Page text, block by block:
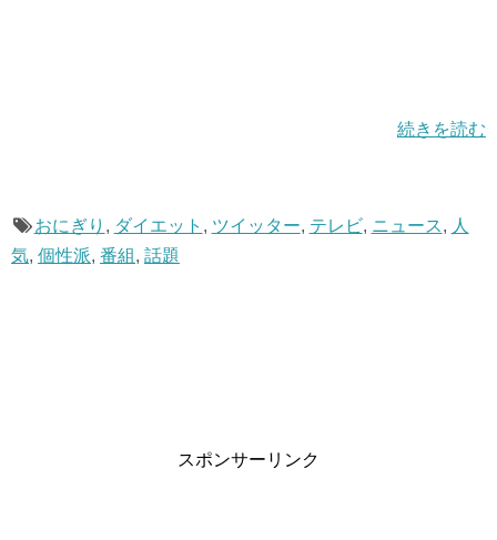
続きを読む
おにぎり , ダイエット , ツイッター, テレビ, ニュース, 人
気, 個性派, 番組 , 話題
スポンサーリンク